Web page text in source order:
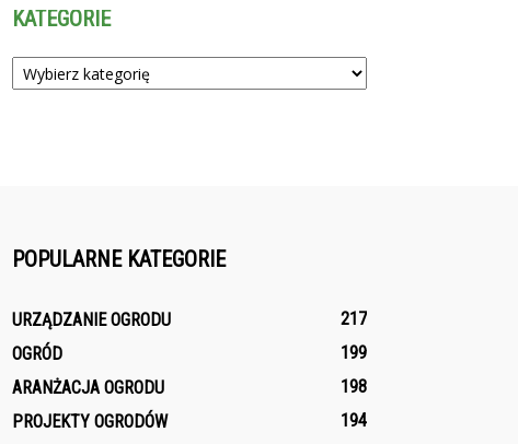
KATEGORIE
Kategorie
POPULARNE KATEGORIE
URZĄDZANIE OGRODU
217
OGRÓD
199
ARANŻACJA OGRODU
198
PROJEKTY OGRODÓW
194